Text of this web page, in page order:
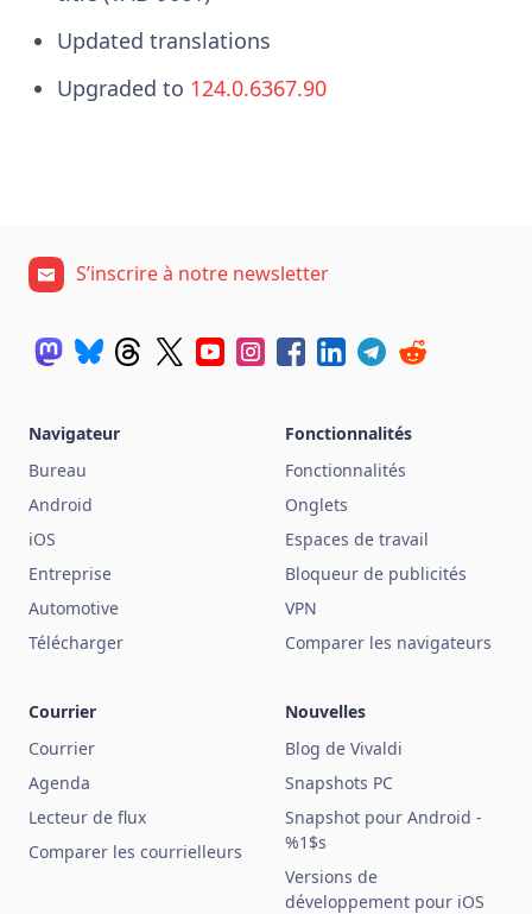
Updated translations
Upgraded to 124.0.6367.90
S’inscrire à notre newsletter
Navigateur
Bureau
Android
iOS
Entreprise
Automotive
Télécharger
Fonctionnalités
Fonctionnalités
Onglets
Espaces de travail
Bloqueur de publicités
VPN
Comparer les navigateurs
Courrier
Courrier
Agenda
Lecteur de flux
Comparer les courrielleurs
Nouvelles
Blog de Vivaldi
Snapshots PC
Snapshot pour Android -
%1$s
Versions de
développement pour iOS